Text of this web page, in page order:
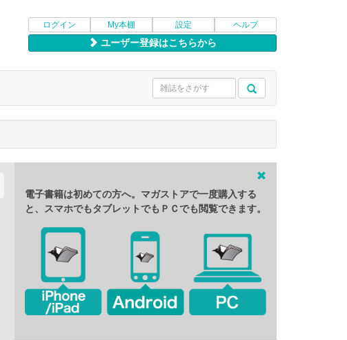
ログイン My本棚 設定 ヘルプ
ユーザー登録はこちらから
電子書籍は初めての方へ。マガストアで一度購入する
と、スマホでもタブレットでもＰＣでも閲覧できます。